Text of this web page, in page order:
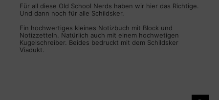
Für all diese Old School Nerds haben wir hier das Richtige.
Und dann noch für alle Schildsker.
Ein hochwertiges kleines Notizbuch mit Block und
Notizzetteln. Natürlich auch mit einem hochwetigen
Kugelschreiber. Beides bedruckt mit dem Schildsker
Viadukt.